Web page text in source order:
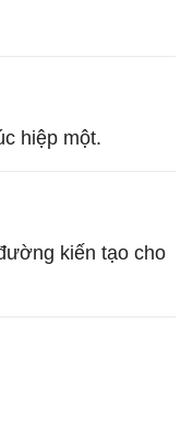
hiệp một.
kiến tạo cho